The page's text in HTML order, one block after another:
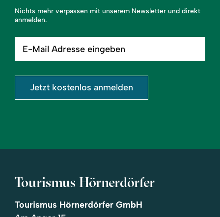
Nichts mehr verpassen mit unserem Newsletter und direkt
anmelden.
Mail
eingeben
Jetzt kostenlos anmelden
Tourismus Hörnerdörfer
Tourismus Hörnerdörfer GmbH